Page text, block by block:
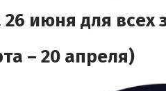
26 июня для всех
– 20 апреля)